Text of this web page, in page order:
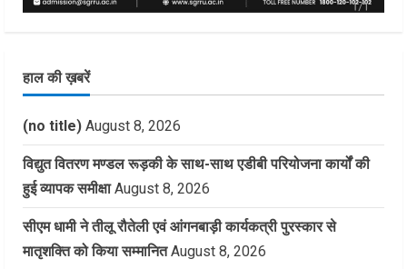
हाल की ख़बरें
(no title) August 8, 2026
विद्युत वितरण मण्डल रूड़की के साथ-साथ एडीबी परियोजना कार्यों की
हुई व्यापक समीक्षा August 8, 2026
सीएम धामी ने तीलू रौतेली एवं आंगनबाड़ी कार्यकत्री पुरस्कार से
मातृशक्ति को किया सम्मानित August 8, 2026